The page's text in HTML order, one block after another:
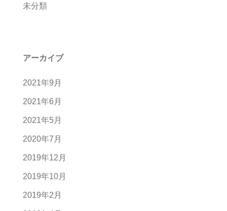
未分類
アーカイブ
2021年9月
2021年6月
2021年5月
2020年7月
2019年12月
2019年10月
2019年2月